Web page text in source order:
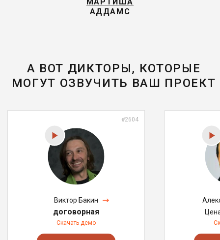
АДДАМС
А ВОТ ДИКТОРЫ, КОТОРЫЕ
МОГУТ ОЗВУЧИТЬ ВАШ ПРОЕКТ
#2604
Виктор Бакин
договорная
Скачать демо